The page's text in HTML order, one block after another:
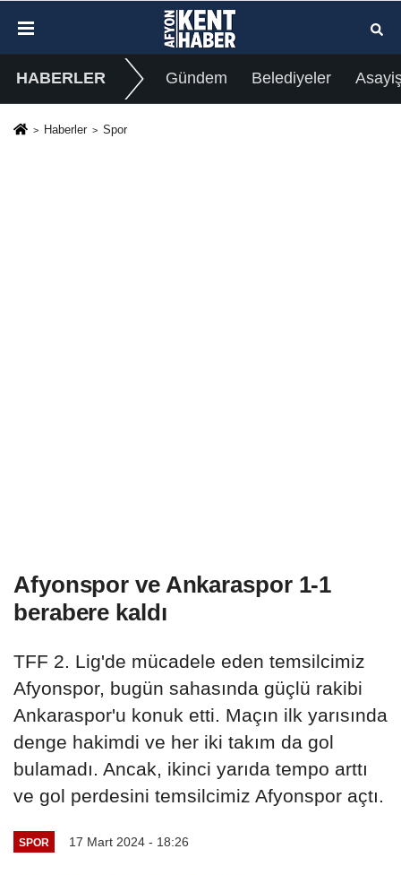
HABERLER Gündem Belediyeler
Haberler Spor
Afyonspor ve Ankaraspor 1-1
berabere kaldı
TFF 2. Lig'de mücadele eden temsilcimiz
Afyonspor, bugün sahasında güçlü rakibi
Ankaraspor'u konuk etti. Maçın ilk yarısında
denge hakimdi ve her iki takım da gol
bulamadı. Ancak, ikinci yarıda tempo arttı
ve gol perdesini temsilcimiz Afyonspor açtı.
SPOR 17 Mart 2024 - 18:26